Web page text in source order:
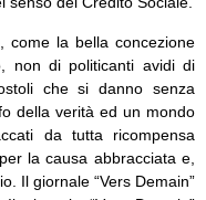
come la bella concezione
non di politicanti avidi di
che si danno senza
della verità ed un mondo
da tutta ricompensa
la causa abbracciata e,
Il giornale “Vers Demain”